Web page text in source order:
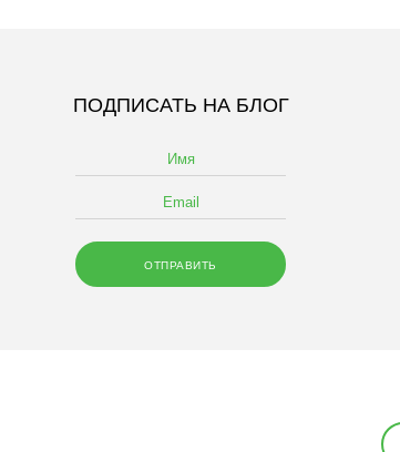
ПОДПИСАТЬ НА БЛОГ